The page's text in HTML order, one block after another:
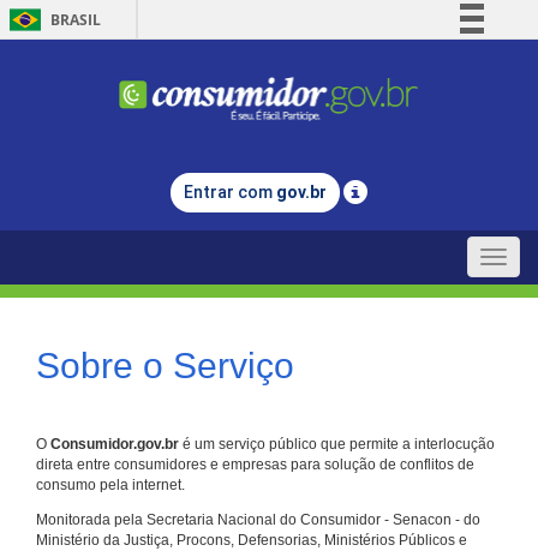
BRASIL
Comunica BR
Legislação
Entrar com gov.br
Toggle
Sobre o Serviço
O Consumidor.gov.br é um serviço público que permite a interlocução
direta entre consumidores e empresas para solução de conflitos de
consumo pela internet.
Monitorada pela Secretaria Nacional do Consumidor - Senacon - do
Ministério da Justiça, Procons, Defensorias, Ministérios Públicos e